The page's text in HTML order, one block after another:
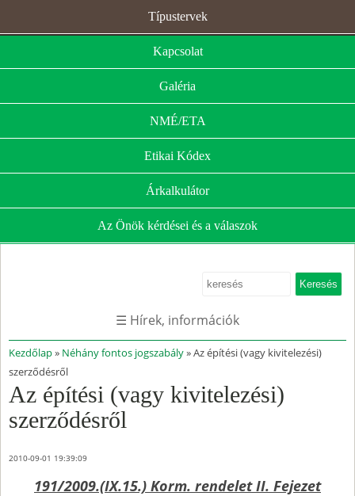
Típustervek
Kapcsolat
Galéria
NMÉ/ETA
Etikai Kódex
Árkalkulátor
Az Önök kérdései és a válaszok
☰ Hírek, információk
Kezdőlap» Néhány fontos jogszabály» Az építési (vagy kivitelezési)
szerződésről
Az építési (vagy kivitelezési)
szerződésről
2010-09-01 19:39:09
191/2009.(IX.15.) Korm. rendelet II. Fejezet